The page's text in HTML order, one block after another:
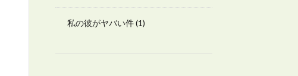
私の彼がヤバい件(1)